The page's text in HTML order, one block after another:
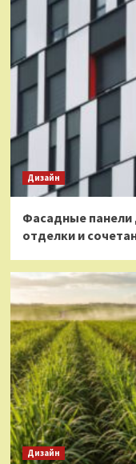
Дизайн
Фасадные панели
отделки и
Дизайн